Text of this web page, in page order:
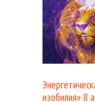
изобилия» 8